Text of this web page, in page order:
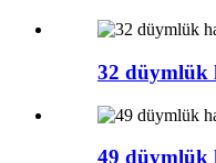
32 düymlük
49 düymlük